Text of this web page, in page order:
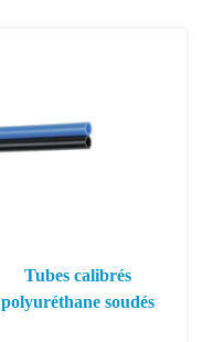
Tubes calibrés
polyuréthane soudés